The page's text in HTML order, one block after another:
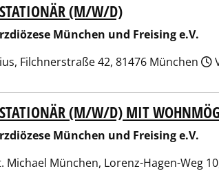
und Freising e.V.
STATIONÄR (M/W/D)
München und Freising e.V.
Filchnerstraße 42, 81476 München
und Freising e.V.
STATIONÄR (M/W/D) MIT
München und Freising e.V.
Michael München, Lorenz-Hagen-Weg